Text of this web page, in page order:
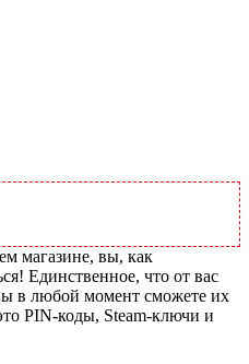
магазине, вы, как
Единственное, что от вас
в любой момент сможете их
PIN-коды, Steam-ключи и